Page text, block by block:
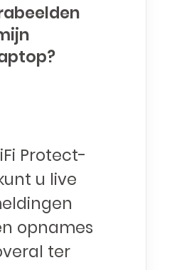
Protect-
u live
opnames
ter